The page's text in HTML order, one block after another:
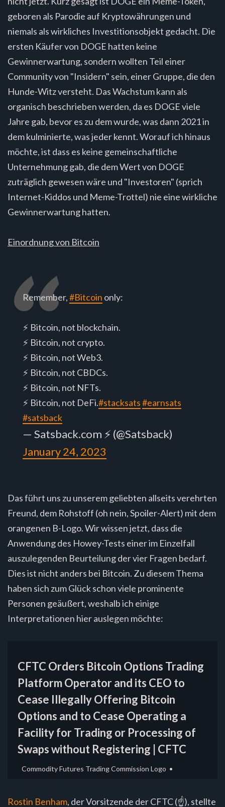
geboren als Parodie auf Kryptowährungen und
niemals als wirkliches Investitionsobjekt gedacht. Die
ersten Käufer von DOGE hatten keine
Gewinnerwartung, sondern wollten Teil einer
Community von "Insidern" sein, einer Gruppe, die den
Hunde-Witz versteht. Das Wachstum kann als
organisch beschrieben werden, da es DOGE viele
Jahre gab, bevor es zu dem wurde, was dann 2021 in
dem kulminierte, was jeder kennt. Worauf ich hinaus
möchte, ist dass es keine gemeinschaftliche
Unternehmung gab, die dem Wert von DOGE
zuträglich gewesen wäre und "Investoren" (sprich
Internet-Kiddos und Meme-Trottel) nie eine wirkliche
Gewinnerwartung hatten.
Einordnung von Bitcoin
Remember,#Bitcoin only:
⚡️ Bitcoin, not blockchain.
⚡️ Bitcoin, not crypto.
⚡️ Bitcoin, not Web3.
⚡️ Bitcoin, not CBDCs.
⚡️ Bitcoin, not NFTs.
⚡️ Bitcoin, not DeFi.#stacksats#earnsats
#satsback
— Satsback.com ⚡ (@Satsback)
January 24, 2023
Das führt uns zu unserem geliebten allseits verehrten
Freund, dem Rohstoff (oh nein, Spoiler-Alert) mit dem
orangenen B-Logo. Wir wissen jetzt, dass die
Anwendung des Howey-Tests einer im Einzelfall
auszulegenden Beurteilung der vier Fragen bedarf.
Dies ist nicht anders bei Bitcoin. Zu diesem Thema
haben sich zum Glück schon viele prominente
Personen geäußert, weshalb ich einige
Interpretationen hier auslegen möchte:
CFTC Orders Bitcoin Options Trading
Platform Operator and its CEO to
Cease Illegally Offering Bitcoin
Options and to Cease Operating a
Facility for Trading or Processing of
Swaps without Registering | CFTC
Commodity Futures Trading Commission Logo
Rostin Benham, der Vorsitzende der CFTC (☝️), stellte